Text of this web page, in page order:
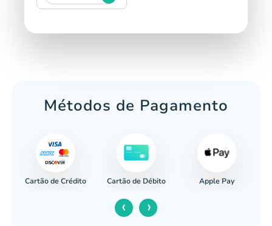
Métodos de Pagamento
Cartão de Crédito Cartão de Débito Apple Pay
‹ ›